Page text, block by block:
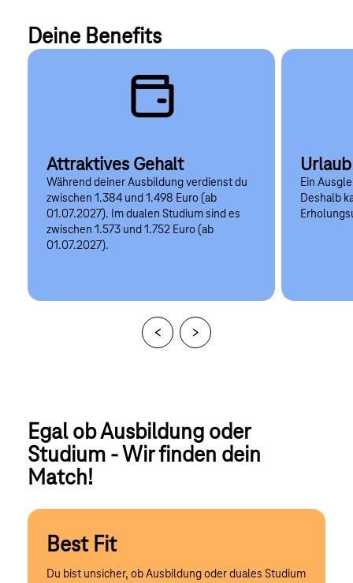
Deine Benefits
Attraktives Gehalt
Während deiner Ausbildung verdienst du
zwischen 1.384 und 1.498 Euro (ab
01.07.2027). Im dualen Studium sind es
zwischen 1.573 und 1.752 Euro (ab
01.07.2027).
Urlaub
Ein
Deshalb
Egal ob Ausbildung oder
Studium - Wir finden dein
Match!
Best Fit
Du bist unsicher, ob Ausbildung oder duales Studium